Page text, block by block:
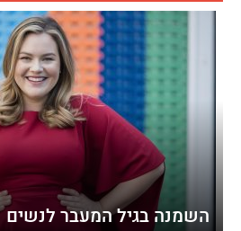
השמנה בגיל המעבר לנשים